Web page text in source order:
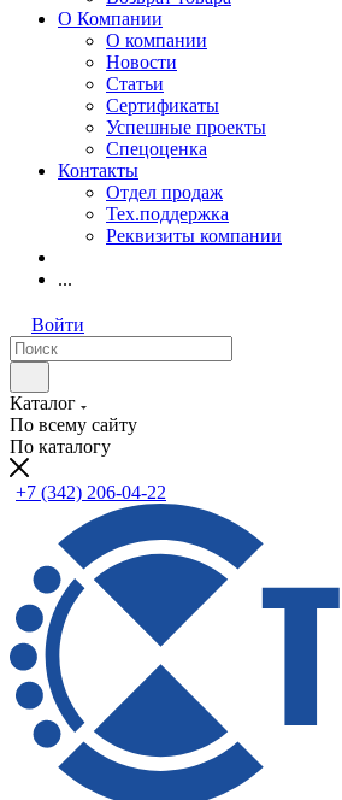
О Компании
О компании
Новости
Статьи
Сертификаты
Успешные проекты
Спецоценка
Контакты
Отдел продаж
Тех.поддержка
Реквизиты компании
...
Войти
Каталог
По всему сайту
По каталогу
+7 (342) 206-04-22